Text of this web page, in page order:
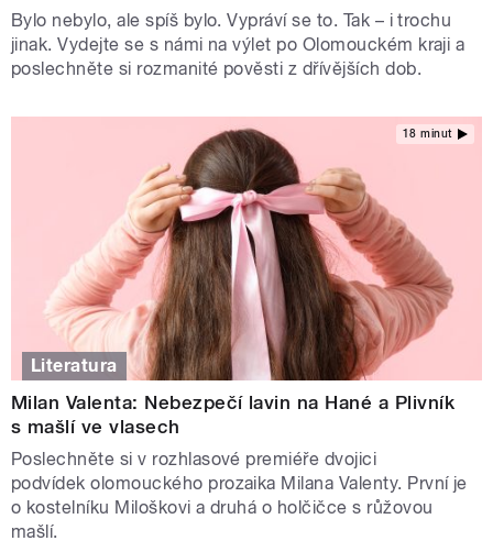
Bylo nebylo, ale spíš bylo. Vypráví se to. Tak – i trochu
jinak. Vydejte se s námi na výlet po Olomouckém kraji a
poslechněte si rozmanité pověsti z dřívějších dob.
18 minut
Literatura
Milan Valenta: Nebezpečí lavin na Hané a Plivník
s mašlí ve vlasech
Poslechněte si v rozhlasové premiéře dvojici
podvídek olomouckého prozaika Milana Valenty. První je
o kostelníku Miloškovi a druhá o holčičce s růžovou
mašlí.